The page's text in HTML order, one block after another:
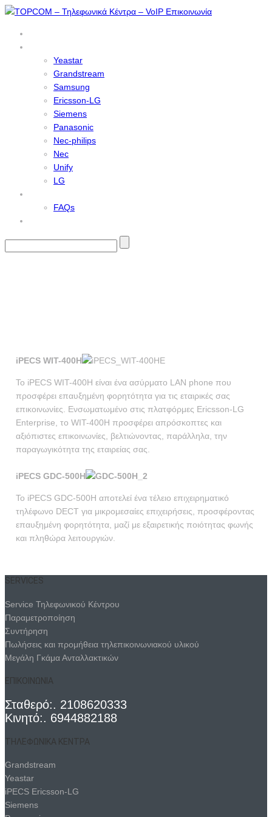
Yeastar
Grandstream
Samsung
Ericsson-LG
Siemens
Panasonic
Nec-philips
Nec
Unify
LG
FAQs
iPECS WIT-400H
To iPECS WIT-400H είναι ένα ασύρματο LAN phone που
προσφέρει επαυξημένη φορητότητα για τις εταιρικές σας
επικοινωνίες. Ενσωματωμένo στις πλατφόρμες Ericsson-LG
Enterprise, το WIT-400H προσφέρει απρόσκοπτες και
αξιόπιστες επικοινωνίες, βελτιώνοντας, παράλληλα, την
παραγωγικότητα της εταιρείας σας.
iPECS GDC-500H
Το iPECS GDC-500H αποτελεί ένα τέλειο επιχειρηματικό
τηλέφωνο DECT για μικρομεσαίες επιχειρήσεις, προσφέροντας
επαυξημένη φορητότητα, μαζί με εξαιρετικής ποιότητας φωνής
και πληθώρα λειτουργιών.
SERVICES
Service Τηλεφωνικού Κέντρου
Παραμετροποίηση
Συντήρηση
Πωλήσεις και προμήθεια τηλεπικοινωνιακού υλικού
Μεγάλη Γκάμα Ανταλλακτικών
ΕΠΙΚΟΙΝΩΝΙΑ
Σταθερό:. 2108620333
Κινητό:. 6944882188
ΤΗΛΕΦΩΝΙΚΑ ΚΕΝΤΡΑ
Grandstream
Yeastar
iPECS Ericsson-LG
Siemens